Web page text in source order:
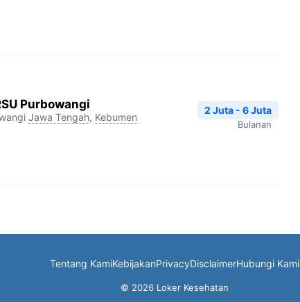
Purbowangi
Jawa Tengah, Kebumen
2 Juta - 6 Juta
Bulanan
Tentang KamiKebijakanPrivacyDisclaimerHubungi Kami
© 2026 Loker Kesehatan